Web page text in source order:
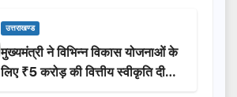
उत्तराखण्ड
मुख्यमंत्री ने विभिन्न विकास योजनाओं के
लिए ₹5 करोड़ की वित्तीय स्वीकृति दी…